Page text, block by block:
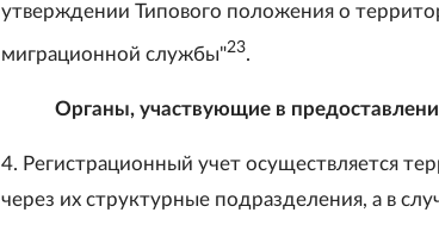
утверждении Типового положения о
миграционной службы"23.
Органы, участвующие в
4. Регистрационный учет осуществляется
через их структурные подразделения, а в